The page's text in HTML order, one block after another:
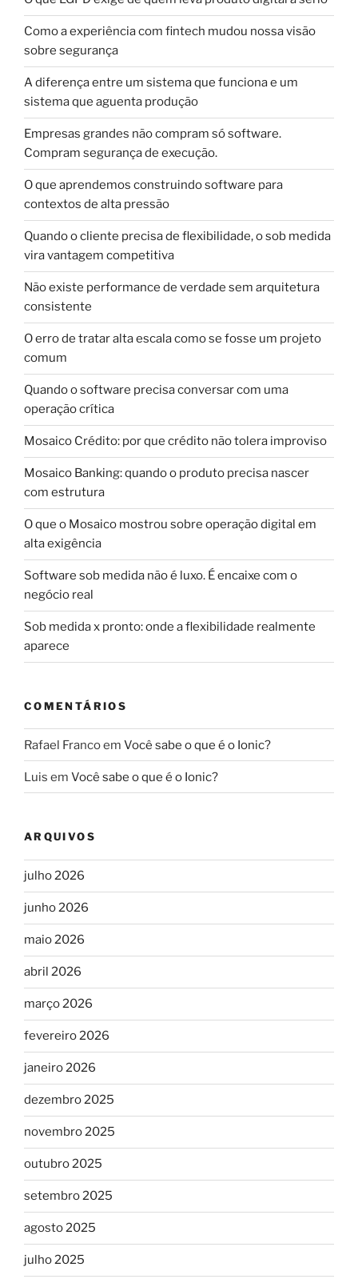
Como a experiência com fintech mudou nossa visão
sobre segurança
A diferença entre um sistema que funciona e um
sistema que aguenta produção
Empresas grandes não compram só software.
Compram segurança de execução.
O que aprendemos construindo software para
contextos de alta pressão
Quando o cliente precisa de flexibilidade, o sob medida
vira vantagem competitiva
Não existe performance de verdade sem arquitetura
consistente
O erro de tratar alta escala como se fosse um projeto
comum
Quando o software precisa conversar com uma
operação crítica
Mosaico Crédito: por que crédito não tolera improviso
Mosaico Banking: quando o produto precisa nascer
com estrutura
O que o Mosaico mostrou sobre operação digital em
alta exigência
Software sob medida não é luxo. É encaixe com o
negócio real
Sob medida x pronto: onde a flexibilidade realmente
aparece
COMENTÁRIOS
Rafael Francoem Você sabe o que é o Ionic?
Luis em Você sabe o que é o Ionic?
ARQUIVOS
julho 2026
junho 2026
maio 2026
abril 2026
março 2026
fevereiro 2026
janeiro 2026
dezembro 2025
novembro 2025
outubro 2025
setembro 2025
agosto 2025
julho 2025